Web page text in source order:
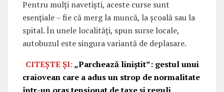
Pentru mulți navetiști, aceste curse sunt
esențiale – fie că merg la muncă, la școală sau la
spital. În unele localități, spun surse locale,
autobuzul este singura variantă de deplasare.
CITEȘTE ȘI:„Parchează liniștit”: gestul unui
craiovean care a adus un strop de normalitate